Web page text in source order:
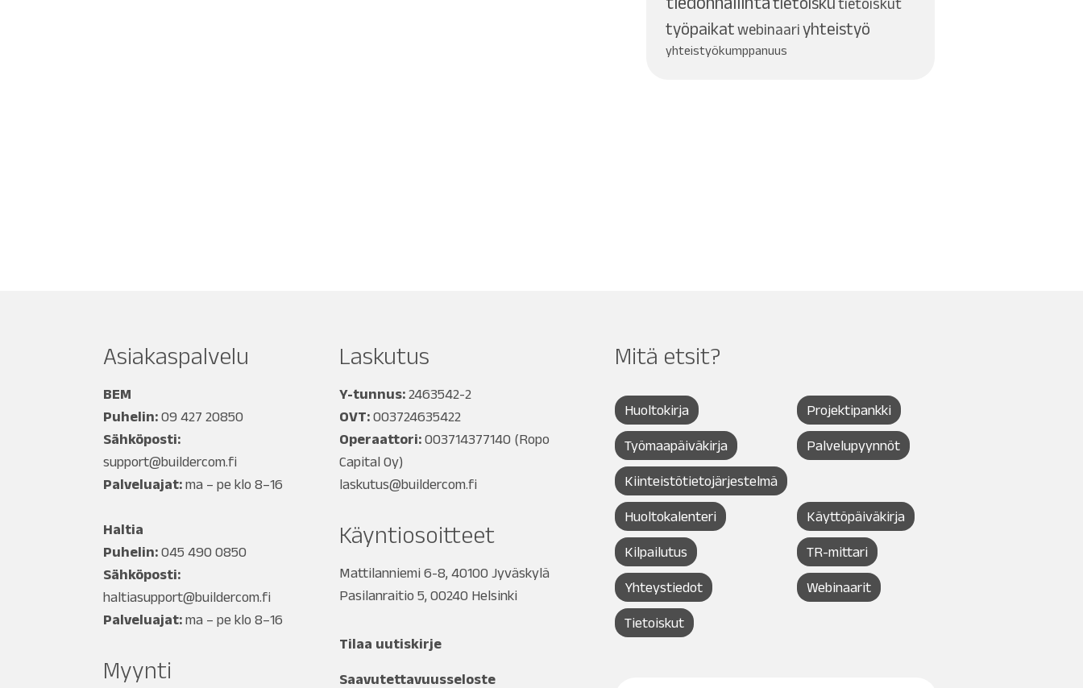
tietoiskut
työpaikatwebinaariyhteistyö
yhteistyökumppanuus
Asiakaspalvelu
BEM
Puhelin: 09 427 20850
Sähköposti:
support@buildercom.fi
Palveluajat: ma – pe klo 8–16
Haltia
Puhelin: 045 490 0850
Sähköposti:
haltiasupport@buildercom.fi
Palveluajat: ma – pe klo 8–16
Myynti
Laskutus
Y-tunnus: 2463542-2
OVT: 003724635422
Operaattori: 003714377140 (Ropo
Capital Oy)
laskutus@buildercom.fi
Käyntiosoitteet
Mattilanniemi 6-8, 40100 Jyväskylä
Pasilanraitio 5, 00240 Helsinki
Tilaa uutiskirje
Saavutettavuusseloste
Mitä etsit?
Huoltokirja Projektipankki
Työmaapäiväkirja Palvelupyynnöt
Kiinteistötietojärjestelmä
Huoltokalenteri Käyttöpäiväkirja
Kilpailutus TR-mittari
Yhteystiedot Webinaarit
Tietoiskut